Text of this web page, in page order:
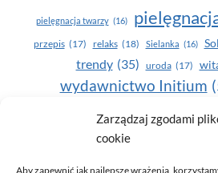
Zarządzaj zgodami
cookie
Aby zapewnić jak najlepsze wrażenia,
pielęgnacja twarzy (16)
przepis (17) relaks (18) Sielanka (16)
trendy (35) uroda (17)
wydawnictwo Initium
Yasumi(164)
zdrowie